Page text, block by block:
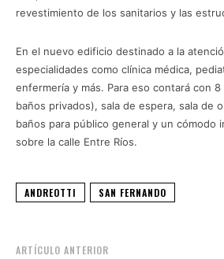
revestimiento de los sanitarios y las
En el nuevo edificio destinado a la
especialidades como clínica médica,
enfermería y más. Para eso contará con
baños privados), sala de espera, sala de
baños para público general y un cómodo
sobre la calle Entre Ríos.
ANDREOTTI SAN FERNANDO
ARTÍCULO ANTERIOR